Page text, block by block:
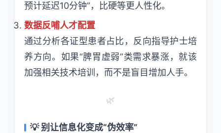
预计延迟10分钟”，比硬等更人性化。
数据反哺人才配置
通过分析各证型患者占比，反向指导护士培
养方向。如果“脾胃虚弱”类需求暴涨，就该
加强相关技术培训，而不是盲目增加人手。
🌿
💡 别让信息化变成“伪效率”